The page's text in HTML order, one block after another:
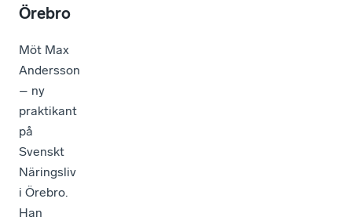
Örebro
Möt Max
Andersson
– ny
praktikant
på
Svenskt
Näringsliv
i Örebro.
Han